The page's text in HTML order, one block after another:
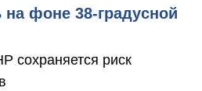
на фоне 38-градусной
сохраняется риск